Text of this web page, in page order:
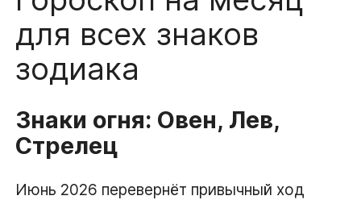
для всех знаков
зодиака
Знаки огня: Овен, Лев,
Стрелец
Июнь 2026 перевернёт привычный ход